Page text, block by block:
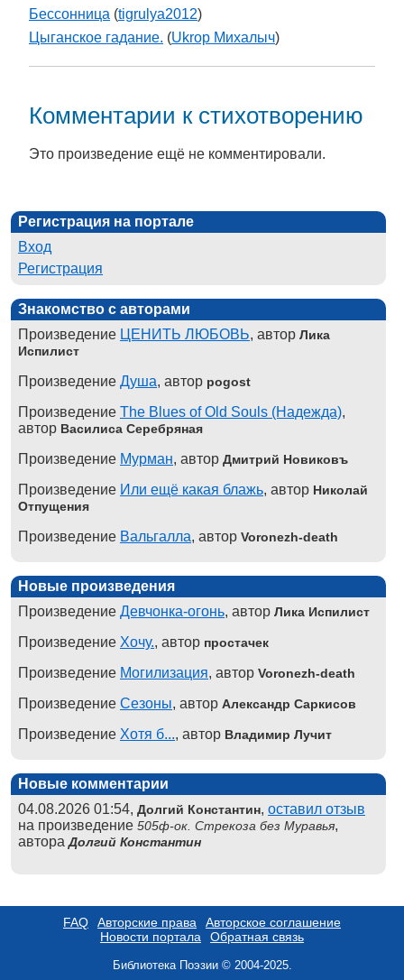
Бессонница (tigrulya2012)
Цыганское гадание. (Ukrop Михалыч)
Комментарии к стихотворению
Это произведение ещё не комментировали.
Регистрация на портале
Вход
Регистрация
Знакомство с авторами
Произведение ЦЕНИТЬ ЛЮБОВЬ, автор Лика
Испилист
Произведение Душа, автор pogost
Произведение The Blues of Old Souls (Надежда),
автор Василиса Серебряная
Произведение Мурман, автор Дмитрий Новиковъ
Произведение Или ещё какая блажь, автор Николай
Отпущения
Произведение Вальгалла, автор Voronezh-death
Новые произведения
Произведение Девчонка-огонь, автор Лика Испилист
Произведение Хочу., автор простачек
Произведение Могилизация, автор Voronezh-death
Произведение Сезоны, автор Александр Саркисов
Произведение Хотя б..., автор Владимир Лучит
Новые комментарии
04.08.2026 01:54, Долгий Константин, оставил отзыв
на произведение 505ф-ок. Стрекоза без Муравья,
автораДолгий Константин
FAQ Авторские права
Авторское соглашение
Новости портала
Обратная связь
Библиотека Поэзии © 2004-2025.